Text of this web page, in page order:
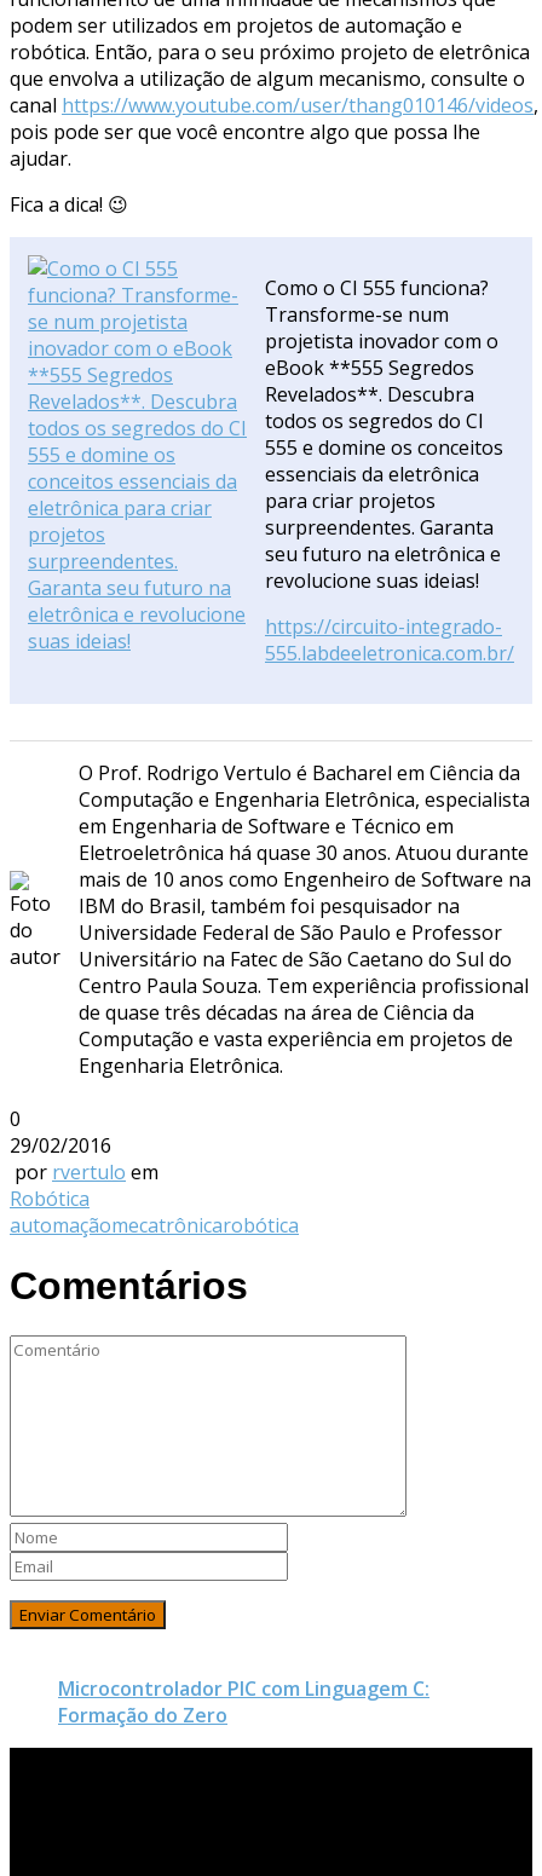
podem ser utilizados em projetos de automação e
robótica. Então, para o seu próximo projeto de eletrônica
que envolva a utilização de algum mecanismo, consulte o
canal https://www.youtube.com/user/thang010146/videos,
pois pode ser que você encontre algo que possa lhe
ajudar.
Fica a dica! 😉
Como o CI 555 funciona?
Transforme-se num
projetista inovador com o
eBook **555 Segredos
Revelados**. Descubra
todos os segredos do CI
555 e domine os conceitos
essenciais da eletrônica
para criar projetos
surpreendentes. Garanta
seu futuro na eletrônica e
revolucione suas ideias!
https://circuito-integrado-
555.labdeeletronica.com.br/
O Prof. Rodrigo Vertulo é Bacharel em Ciência da
Computação e Engenharia Eletrônica, especialista
em Engenharia de Software e Técnico em
Eletroeletrônica há quase 30 anos. Atuou durante
mais de 10 anos como Engenheiro de Software na
IBM do Brasil, também foi pesquisador na
Universidade Federal de São Paulo e Professor
Universitário na Fatec de São Caetano do Sul do
Centro Paula Souza. Tem experiência profissional
de quase três décadas na área de Ciência da
Computação e vasta experiência em projetos de
Engenharia Eletrônica.
0
29/02/2016
por rvertulo em
Robótica
automaçãomecatrônicarobótica
Comentários
Microcontrolador PIC com Linguagem C:
Formação do Zero